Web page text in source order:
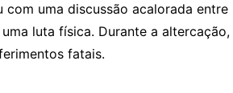
uma discussão acalorada entre
luta física. Durante a altercação,
fatais.